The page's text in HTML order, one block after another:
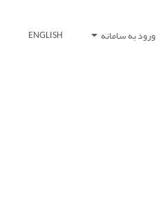
ورود به سامانه ENGLISH